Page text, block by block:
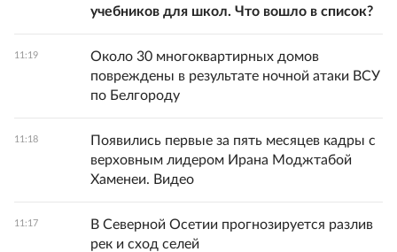
учебников для школ. Что вошло в список?
11:19
Около 30 многоквартирных домов
повреждены в результате ночной атаки ВСУ
по Белгороду
11:18
Появились первые за пять месяцев кадры с
верховным лидером Ирана Моджтабой
Хаменеи. Видео
11:17
В Северной Осетии прогнозируется разлив
рек и сход селей